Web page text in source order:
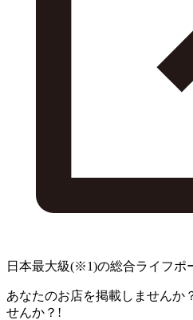
日本最大級(※1)の総合ライフポ
あなたのお店を掲載しませんか
せんか？!